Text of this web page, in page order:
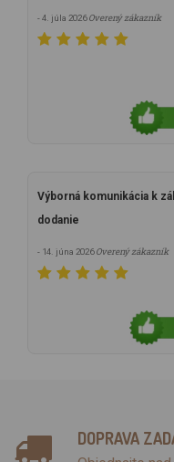
- 4. júla 2026Overený zákazník
Výborná komunikácia k
dodanie
- 14. júna 2026Overený zákazník
DOPRAVA